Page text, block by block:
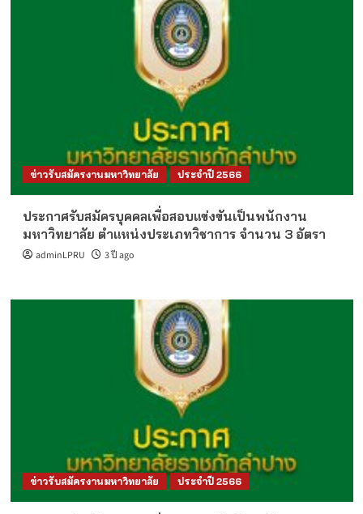
ข่าวรับสมัครงานมหาวิทยาลัย ประจำปี 2566
ประกาศรับสมัครบุคคลเพื่อสอบแข่งขันเป็นพนักงาน
มหาวิทยาลัย ตำแหน่งประเภทวิชาการ จำนวน 3 อัตรา
adminLPRU 3 ปี ago
ข่าวรับสมัครงานมหาวิทยาลัย ประจำปี 2566